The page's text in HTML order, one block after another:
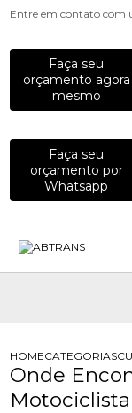
Entre em contato com
Faça seu
orçamento agora
mesmo
Faça seu
orçamento por
Whatsapp
HOMECATEGORIAS
Onde